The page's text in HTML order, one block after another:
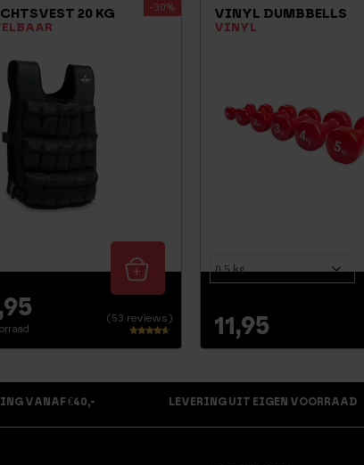
20 KG -30%
(53 reviews)
VINYL DUMBBELLS
VINYL
11,95
VANAF €40,- LEVERING UIT EIGEN VOORRAAD